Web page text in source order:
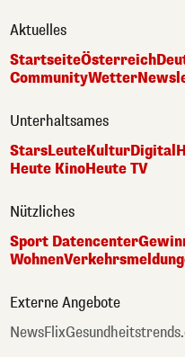
Aktuelles
StartseiteÖsterreich
CommunityWetter
Unterhaltsames
StarsLeuteKulturDigital
Heute KinoHeute TV
Nützliches
Sport Datencenter
Wohnen
Externe Angebote
NewsFlix